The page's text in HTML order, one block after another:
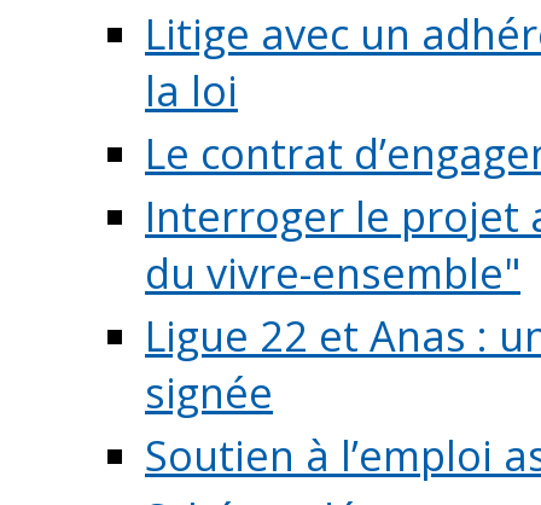
Litige avec un
la loi
Le contrat
Interroger le projet
du vivre-ensemble"
Ligue 22 et Anas :
signée
Soutien à l’emploi